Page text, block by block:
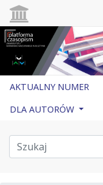
AKTUALNY NUMER
DLA AUTORÓW